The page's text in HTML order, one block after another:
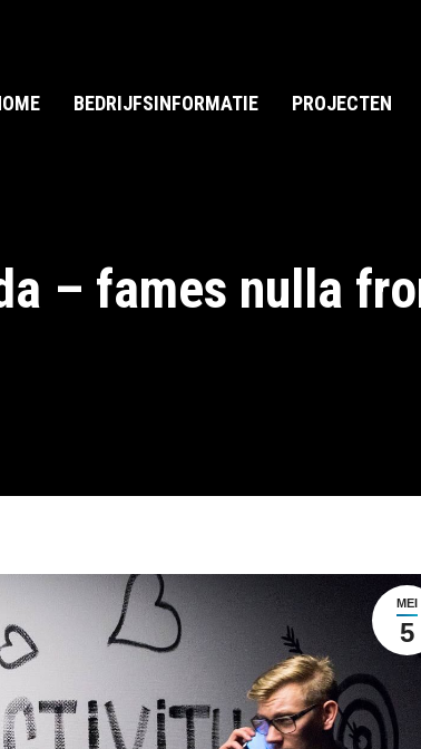
BEDRIJFSINFORMATIE PROJECTEN
– fames nulla
MEI
5